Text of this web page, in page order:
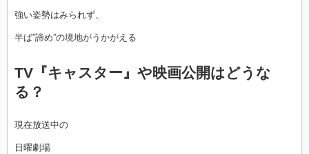
強い姿勢はみられず、
半ば”諦め”の境地がうかがえる
TV『キャスター』や映画公開はどうな
る？
現在放送中の
日曜劇場